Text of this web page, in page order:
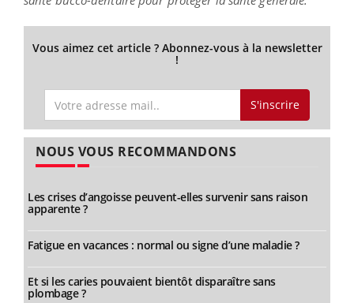
Vous aimez cet article ? Abonnez-vous à la newsletter
!
S'inscrire
NOUS VOUS RECOMMANDONS
Les crises d’angoisse peuvent-elles survenir sans raison
apparente ?
Fatigue en vacances : normal ou signe d’une maladie ?
Et si les caries pouvaient bientôt disparaître sans
plombage ?